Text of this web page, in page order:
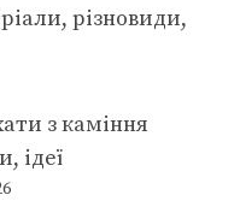
різновиди,
з каміння
ідеї